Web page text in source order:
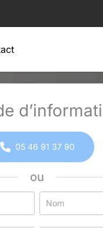
05 46 91 37 90
ou